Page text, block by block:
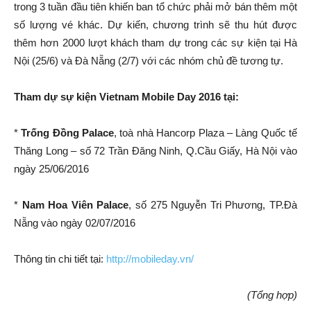
trong 3 tuần đầu tiên khiến ban tổ chức phải mở bán thêm một
số lượng vé khác. Dự kiến, chương trình sẽ thu hút được
thêm hơn 2000 lượt khách tham dự trong các sự kiện tại Hà
Nội (25/6) và Đà Nẵng (2/7) với các nhóm chủ đề tương tự.
Tham dự sự kiện Vietnam Mobile Day 2016 tại:
*Trống Đồng Palace, toà nhà Hancorp Plaza – Làng Quốc tế
Thăng Long – số 72 Trần Đăng Ninh, Q.Cầu Giấy, Hà Nội vào
ngày 25/06/2016
* Nam Hoa Viên Palace, số 275 Nguyễn Tri Phương, TP.Đà
Nẵng vào ngày 02/07/2016
Thông tin chi tiết tại: http://mobileday.vn/
(Tổng hợp)